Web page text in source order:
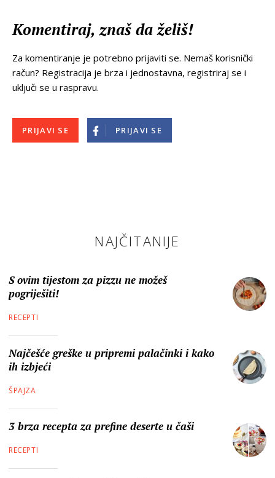
Komentiraj, znaš da želiš!
Za komentiranje je potrebno prijaviti se. Nemaš korisnički
račun? Registracija je brza i jednostavna, registriraj se i
uključi se u raspravu.
PRIJAVI SE PRIJAVI SE
NAJČITANIJE
S ovim tijestom za pizzu ne možeš
pogriješiti!
RECEPTI
Najčešće greške u pripremi palačinki i kako
ih izbjeći
ŠPAJZA
3 brza recepta za prefine deserte u čaši
RECEPTI